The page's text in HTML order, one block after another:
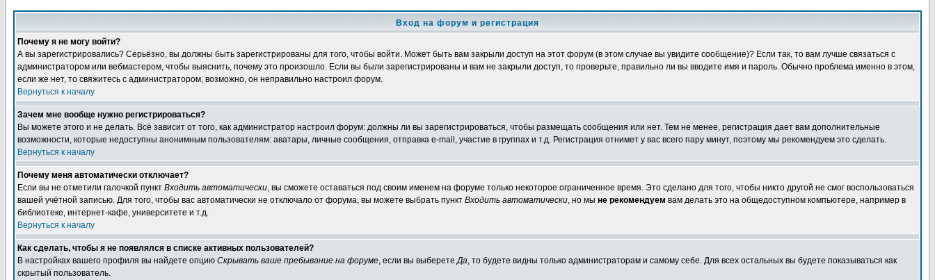
Вход на форум и регистрация
Почему я не могу войти?
А вы зарегистрировались? Серьёзно, вы должны быть зарегистрированы для того, чтобы войти. Может быть вам закрыли доступ на этот форум (в этом случае вы увидите сообщение)? Если так, то вам лучше связаться с
администратором или вебмастером, чтобы выяснить, почему это произошло. Если вы были зарегистрированы и вам не закрыли доступ, то проверьте, правильно ли вы вводите имя и пароль. Обычно проблема именно в этом,
если же нет, то свяжитесь с администратором, возможно, он неправильно настроил форум.
Вернуться к началу
Зачем мне вообще нужно регистрироваться?
Вы можете этого и не делать. Всё зависит от того, как администратор настроил форум: должны ли вы зарегистрироваться, чтобы размещать сообщения или нет. Тем не менее, регистрация дает вам дополнительные
возможности, которые недоступны анонимным пользователям: аватары, личные сообщения, отправка e-mail, участие в группах и т.д. Регистрация отнимет у вас всего пару минут, поэтому мы рекомендуем это сделать.
Вернуться к началу
Почему меня автоматически отключает?
Если вы не отметили галочкой пункт Входить автоматически, вы сможете оставаться под своим именем на форуме только некоторое ограниченное время. Это сделано для того, чтобы никто другой не смог воспользоваться
вашей учётной записью. Для того, чтобы вас автоматически не отключало от форума, вы можете выбрать пункт Входить автоматически, но мы не рекомендуем вам делать это на общедоступном компьютере, например в
библиотеке, интернет-кафе, университете и т.д.
Вернуться к началу
Как сделать, чтобы я не появлялся в списке активных пользователей?
В настройках вашего профиля вы найдете опцию Скрывать ваше пребывание на форуме, если вы выберетеДа, то будете видны только администраторам и самому себе. Для всех остальных вы будете показываться как
скрытый пользователь.